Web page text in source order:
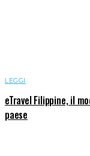
LEGGI
eTravel Filippine, il
paese